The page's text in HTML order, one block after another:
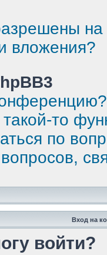
вложения?
то
по
Вход на
войти?